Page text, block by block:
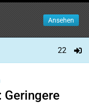
Ansehen
22
Geringere